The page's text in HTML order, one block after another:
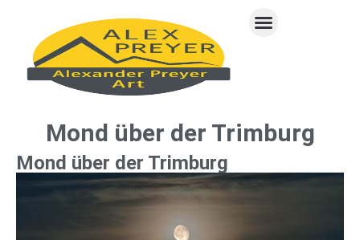
Mond über der Trimburg
Mond über der Trimburg